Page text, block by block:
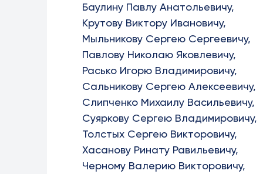
Баулину Павлу Анатольевичу,
Крутову Виктору Ивановичу,
Мыльникову Сергею Сергеевичу,
Павлову Николаю Яковлевичу,
Расько Игорю Владимировичу,
Сальникову Сергею Алексеевичу,
Слипченко Михаилу Васильевичу,
Суяркову Сергею Владимировичу,
Толстых Сергею Викторовичу,
Хасанову Ринату Равильевичу,
Черному Валерию Викторовичу,